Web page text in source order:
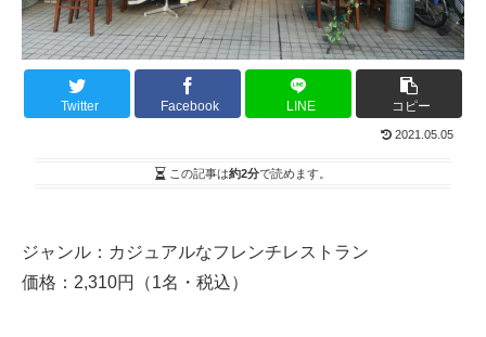
Twitter Facebook LINE コピー
2021.05.05
この記事は約2分で読めます。
ジャンル：カジュアルなフレンチレストラン
価格：2,310円（1名・税込）